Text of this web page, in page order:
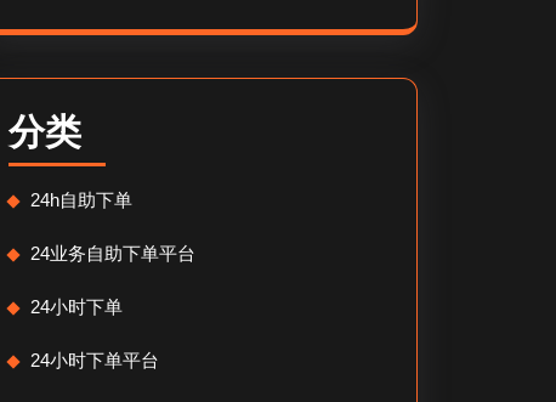
分类
24h自助下单
24业务自助下单平台
24小时下单
24小时下单平台